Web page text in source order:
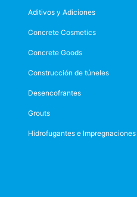
Aditivos y Adiciones
Concrete Cosmetics
Concrete Goods
Construcción de túneles
Desencofrantes
Grouts
Hidrofugantes e Impregnaciones